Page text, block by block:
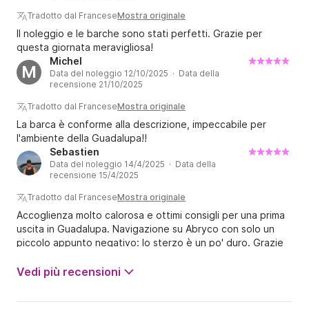
Tradotto dal FranceseMostra originale
Il noleggio e le barche sono stati perfetti. Grazie per
questa giornata meravigliosa!
M
Michel
Data del noleggio 12/10/2025 · Data della
recensione 21/10/2025
Tradotto dal FranceseMostra originale
La barca è conforme alla descrizione, impeccabile per
l'ambiente della Guadalupa!!
Sebastien
Data del noleggio 14/4/2025 · Data della
recensione 15/4/2025
Tradotto dal FranceseMostra originale
Accoglienza molto calorosa e ottimi consigli per una prima
uscita in Guadalupa. Navigazione su Abryco con solo un
piccolo appunto negativo: lo sterzo è un po' duro. Grazie
meravigliosa in famiglia e per la prima uscita di mio cognato
Vedi più recensioni